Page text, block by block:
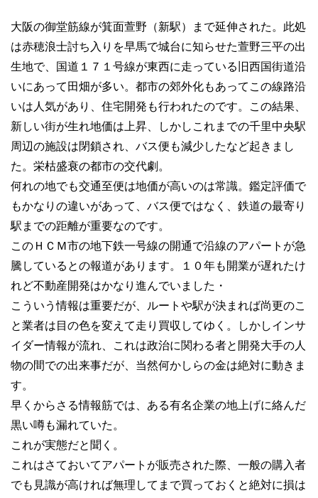
大阪の御堂筋線が箕面萱野（新駅）まで延伸された。此処
は赤穂浪士討ち入りを早馬で城台に知らせた萱野三平の出
生地で、国道１７１号線が東西に走っている旧西国街道沿
いにあって田畑が多い。都市の郊外化もあってこの線路沿
いは人気があり、住宅開発も行われたのです。この結果、
新しい街が生れ地価は上昇、しかしこれまでの千里中央駅
周辺の施設は閉鎖され、バス便も減少したなど起きまし
た。栄枯盛衰の都市の交代劇。
何れの地でも交通至便は地価が高いのは常識。鑑定評価で
もかなりの違いがあって、バス便ではなく、鉄道の最寄り
駅までの距離が重要なのです。
このＨＣＭ市の地下鉄一号線の開通で沿線のアパートが急
騰しているとの報道があります。１０年も開業が遅れたけ
れど不動産開発はかなり進んでいました・
こういう情報は重要だが、ルートや駅が決まれば尚更のこ
と業者は目の色を変えて走り買収してゆく。しかしインサ
イダー情報が流れ、これは政治に関わる者と開発大手の人
物の間での出来事だが、当然何かしらの金は絶対に動きま
す。
早くからさる情報筋では、ある有名企業の地上げに絡んだ
黒い噂も漏れていた。
これが実態だと聞く。
これはさておいてアパートが販売された際、一般の購入者
でも見識が高ければ無理してまで買っておくと絶対に損は